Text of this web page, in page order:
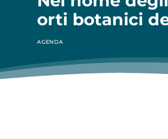
orti botanici
AGENDA